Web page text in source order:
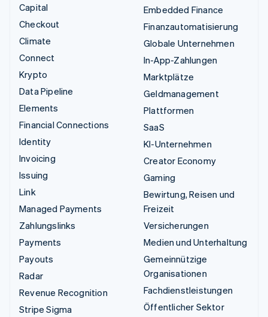
Capital
Checkout
Climate
Connect
Krypto
Data Pipeline
Elements
Financial Connections
Identity
Invoicing
Issuing
Link
Managed Payments
Zahlungslinks
Payments
Payouts
Radar
Revenue Recognition
Stripe Sigma
Embedded Finance
Finanzautomatisierung
Globale Unternehmen
In-App-Zahlungen
Marktplätze
Geldmanagement
Plattformen
SaaS
KI-Unternehmen
Creator Economy
Gaming
Bewirtung, Reisen und
Freizeit
Versicherungen
Medien und Unterhaltung
Gemeinnützige
Organisationen
Fachdienstleistungen
Öffentlicher Sektor